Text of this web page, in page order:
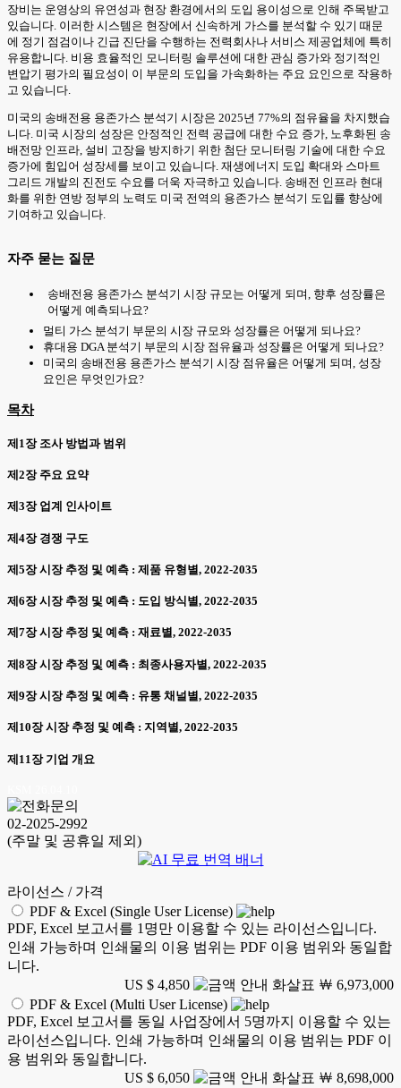
장비는 운영상의 유연성과 현장 환경에서의 도입 용이성으로 인해 주목받고
있습니다. 이러한 시스템은 현장에서 신속하게 가스를 분석할 수 있기 때문
에 정기 점검이나 긴급 진단을 수행하는 전력회사나 서비스 제공업체에 특히
유용합니다. 비용 효율적인 모니터링 솔루션에 대한 관심 증가와 정기적인
변압기 평가의 필요성이 이 부문의 도입을 가속화하는 주요 요인으로 작용하
고 있습니다.
미국의 송배전용 용존가스 분석기 시장은 2025년 77%의 점유율을 차지했습
니다. 미국 시장의 성장은 안정적인 전력 공급에 대한 수요 증가, 노후화된 송
배전망 인프라, 설비 고장을 방지하기 위한 첨단 모니터링 기술에 대한 수요
증가에 힘입어 성장세를 보이고 있습니다. 재생에너지 도입 확대와 스마트
그리드 개발의 진전도 수요를 더욱 자극하고 있습니다. 송배전 인프라 현대
화를 위한 연방 정부의 노력도 미국 전역의 용존가스 분석기 도입률 향상에
기여하고 있습니다.
자주 묻는 질문
송배전용 용존가스 분석기 시장 규모는 어떻게 되며, 향후 성장률은
어떻게 예측되나요?
멀티 가스 분석기 부문의 시장 규모와 성장률은 어떻게 되나요?
휴대용 DGA 분석기 부문의 시장 점유율과 성장률은 어떻게 되나요?
미국의 송배전용 용존가스 분석기 시장 점유율은 어떻게 되며, 성장
요인은 무엇인가요?
목차
제1장 조사 방법과 범위
제2장 주요 요약
제3장 업계 인사이트
제4장 경쟁 구도
제5장 시장 추정 및 예측 : 제품 유형별, 2022-2035
제6장 시장 추정 및 예측 : 도입 방식별, 2022-2035
제7장 시장 추정 및 예측 : 재료별, 2022-2035
제8장 시장 추정 및 예측 : 최종사용자별, 2022-2035
제9장 시장 추정 및 예측 : 유통 채널별, 2022-2035
제10장 시장 추정 및 예측 : 지역별, 2022-2035
제11장 기업 개요
02-2025-2992
(주말 및 공휴일 제외)
라이선스 / 가격
PDF & Excel (Single User License)
PDF, Excel 보고서를 1명만 이용할 수 있는 라이선스입니다.
인쇄 가능하며 인쇄물의 이용 범위는 PDF 이용 범위와 동일합
니다.
US $ 4,850
￦ 6,973,000
PDF & Excel (Multi User License)
PDF, Excel 보고서를 동일 사업장에서 5명까지 이용할 수 있는
라이선스입니다. 인쇄 가능하며 인쇄물의 이용 범위는 PDF 이
용 범위와 동일합니다.
US $ 6,050
￦ 8,698,000